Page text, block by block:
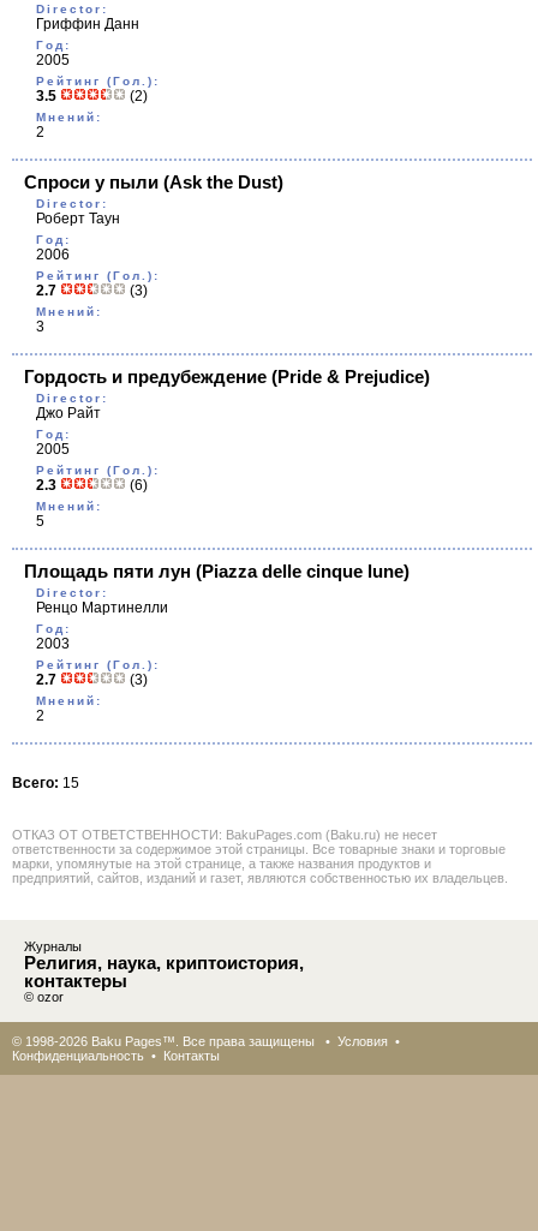
Director:
Гриффин Данн
Год:
2005
Рейтинг (Гол.):
3.5 (2)
Мнений:
2
Спроси у пыли (Ask the Dust)
Director:
Роберт Таун
Год:
2006
Рейтинг (Гол.):
2.7 (3)
Мнений:
3
Гордость и предубеждение (Pride & Prejudice)
Director:
Джо Райт
Год:
2005
Рейтинг (Гол.):
2.3 (6)
Мнений:
5
Площадь пяти лун (Piazza delle cinque lune)
Director:
Ренцо Мартинелли
Год:
2003
Рейтинг (Гол.):
2.7 (3)
Мнений:
2
Всего: 15
ОТКАЗ ОТ ОТВЕТСТВЕННОСТИ: BakuPages.com (Baku.ru) не несет
ответственности за содержимое этой страницы. Все товарные знаки и торговые
марки, упомянутые на этой странице, а также названия продуктов и
предприятий, сайтов, изданий и газет, являются собственностью их владельцев.
Журналы
Религия, наука, криптоистория,
контактеры
© ozor
© 1998-2026 Baku Pages™. Все права защищены • Условия •
Конфиденциальность • Контакты